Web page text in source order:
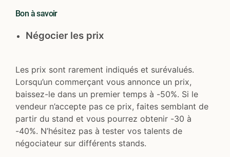
Bon à savoir
Négocier les prix
Les prix sont rarement indiqués et surévalués.
Lorsqu’un commerçant vous annonce un prix,
baissez-le dans un premier temps à -50%. Si le
vendeur n’accepte pas ce prix, faites semblant de
partir du stand et vous pourrez obtenir -30 à
-40%. N’hésitez pas à tester vos talents de
négociateur sur différents stands.